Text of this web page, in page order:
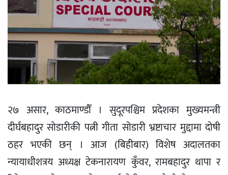
२७ असार, काठमाण्डौँ । सुदूरपश्चिम प्रदेशका मुख्यमन्त्री
दीर्घबहादुर सोडारीकी पत्नी गीता सोडारी भ्रष्टाचार मुद्दामा दोषी
ठहर भएकी छन् । आज (बिहीबार) विशेष अदालतका
न्यायाधीशत्रय अध्यक्ष टेकनारायण कुँवर, रामबहादुर थापा र